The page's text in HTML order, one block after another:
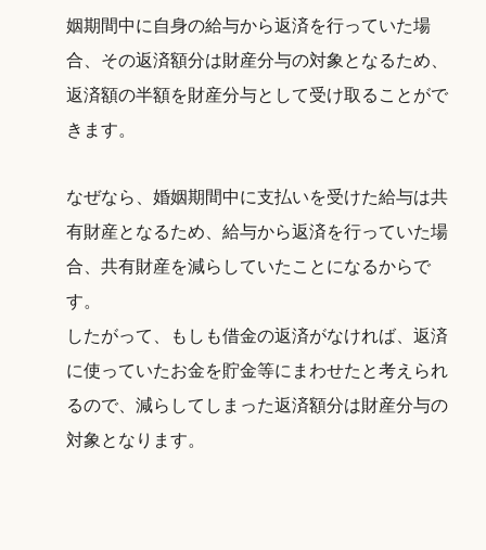
姻期間中に自身の給与から返済を行っていた場
合、その返済額分は財産分与の対象となるため、
返済額の半額を財産分与として受け取ることがで
きます。
なぜなら、婚姻期間中に支払いを受けた給与は共
有財産となるため、給与から返済を行っていた場
合、共有財産を減らしていたことになるからで
す。
したがって、もしも借金の返済がなければ、返済
に使っていたお金を貯金等にまわせたと考えられ
るので、減らしてしまった返済額分は財産分与の
対象となります。